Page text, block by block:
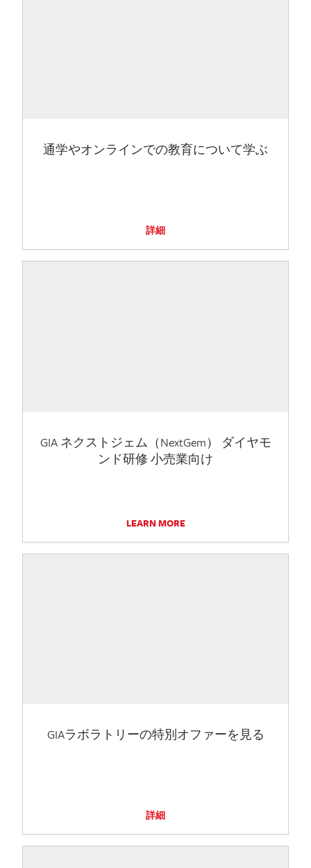
通学やオンラインでの教育について学ぶ
詳細
GIA ネクストジェム（NextGem） ダイヤモ
ンド研修 小売業向け
LEARN MORE
GIAラボラトリーの特別オファーを見る
詳細